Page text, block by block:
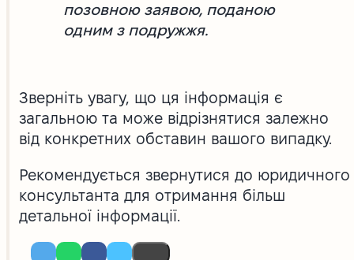
позовною заявою, поданою
одним з подружжя.
Зверніть увагу, що ця інформація є
загальною та може відрізнятися залежно
від конкретних обставин вашого випадку.
Рекомендується звернутися до юридичного
консультанта для отримання більш
детальної інформації.